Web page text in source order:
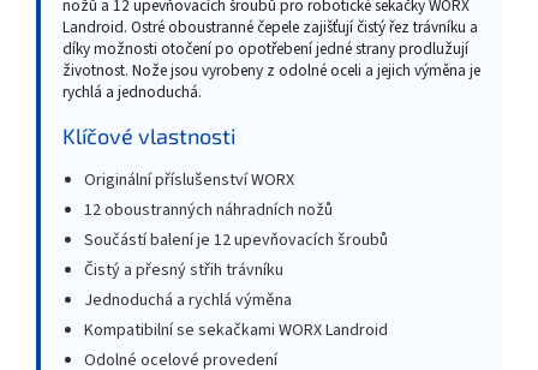
nožů a 12 upevňovacích šroubů pro robotické sekačky WORX
Landroid. Ostré oboustranné čepele zajišťují čistý řez trávníku a
díky možnosti otočení po opotřebení jedné strany prodlužují
životnost. Nože jsou vyrobeny z odolné oceli a jejich výměna je
rychlá a jednoduchá.
Klíčové vlastnosti
Originální příslušenství WORX
12 oboustranných náhradních nožů
Součástí balení je 12 upevňovacích šroubů
Čistý a přesný střih trávníku
Jednoduchá a rychlá výměna
Kompatibilní se sekačkami WORX Landroid
Odolné ocelové provedení